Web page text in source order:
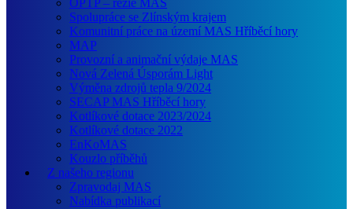
Spolupráce se Zlínským krajem
Komunitní práce na území MAS Hříběcí hory
MAP
Provozní a animační výdaje MAS
Nová Zelená Úsporám Light
Výměna zdrojů tepla 9/2024
SECAP MAS Hříběcí hory
Kotlíkové dotace 2023/2024
Kotlíkové dotace 2022
EnKoMAS
Kouzlo příběhů
Z našeho regionu
Zpravodaj MAS
Nabídka publikací